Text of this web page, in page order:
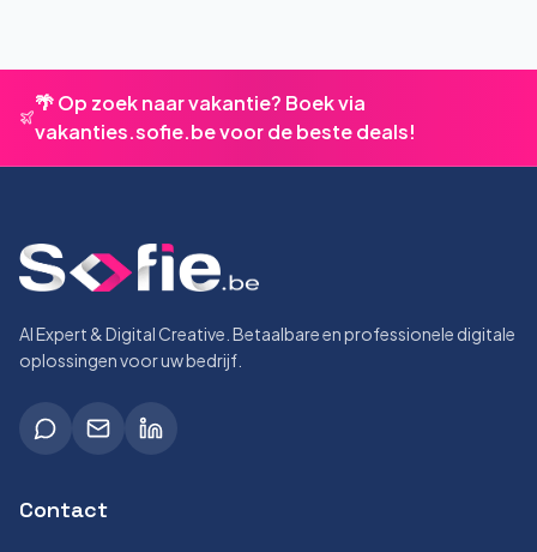
🌴 Op zoek naar vakantie? Boek via
vakanties.sofie.be voor de beste deals!
AI Expert & Digital Creative. Betaalbare en professionele digitale
oplossingen voor uw bedrijf.
Contact